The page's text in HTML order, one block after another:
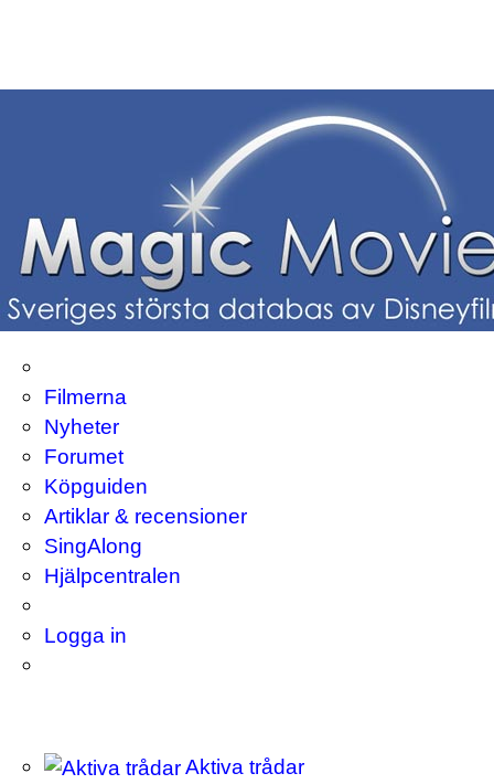
Filmerna
Nyheter
Forumet
Köpguiden
Artiklar & recensioner
SingAlong
Hjälpcentralen
Logga in
Aktiva trådar